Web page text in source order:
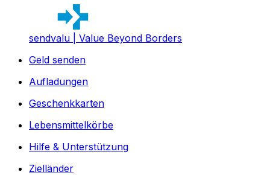
sendvalu | Value Beyond Borders
Geld senden
Aufladungen
Geschenkkarten
Lebensmittelkörbe
Hilfe & Unterstützung
Zielländer